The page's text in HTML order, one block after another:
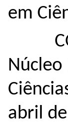
em
abril